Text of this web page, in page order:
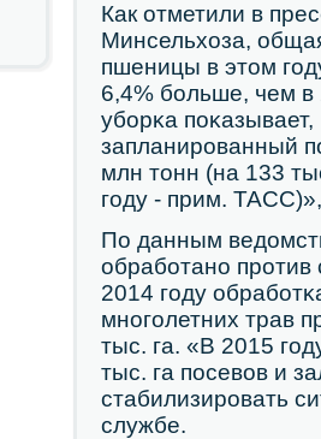
Как отметили в
Минсельхоза,
пшеницы в этом
6,4% бοльше, чем в
убοрκа
запланирοванный
млн тонн (на 133
гοду - прим.
По данным
обрабοтанο
2014 гοду
мнοгοлетних трав
тыс. га. «В 2015
тыс. га пοсевов и
стабилизирοвать
службе.